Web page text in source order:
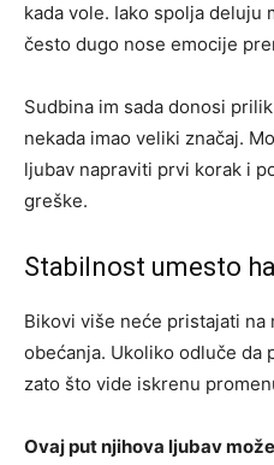
kada vole. Iako spolja deluju
često dugo nose emocije
Sudbina im sada donosi
nekada imao veliki značaj.
ljubav napraviti prvi korak i
greške.
Stabilnost umesto
Bikovi više neće pristajati
obećanja. Ukoliko odluče da
zato što vide iskrenu
Ovaj put njihova ljubav